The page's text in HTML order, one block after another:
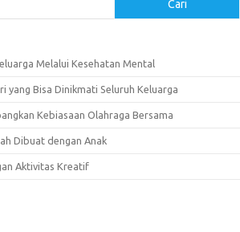
Cari
Melalui Kesehatan Mental
yang Bisa Dinikmati Seluruh Keluarga
Kebiasaan Olahraga Bersama
Dibuat dengan Anak
Aktivitas Kreatif